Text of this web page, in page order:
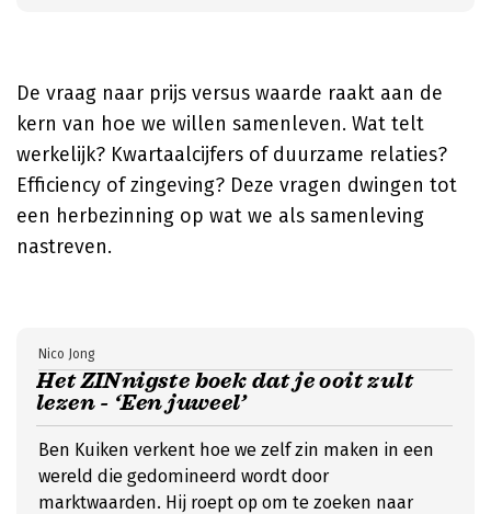
De vraag naar prijs versus waarde raakt aan de
kern van hoe we willen samenleven. Wat telt
werkelijk? Kwartaalcijfers of duurzame relaties?
Efficiency of zingeving? Deze vragen dwingen tot
een herbezinning op wat we als samenleving
nastreven.
Het ZINnigste boek dat je ooit zult
lezen - ‘Een juweel’
Nico Jong
Ben Kuiken verkent hoe we zelf zin maken in een
wereld die gedomineerd wordt door
marktwaarden. Hij roept op om te zoeken naar